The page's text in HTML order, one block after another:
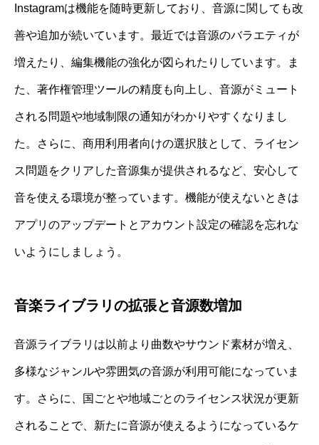
Instagramは機能を随時更新しており、音源に関しても改
善や追加が続いています。最近では音源のバラエティが
増えたり、編集機能の強化が図られたりしています。ま
た、著作権管理ツールの精度も向上し、音源がミュート
される問題や地域制限の通知がわかりやすくなりまし
た。さらに、商用利用者向けの選択肢として、ライセン
ス問題をクリアした音源集が提供されるなど、安心して
音を使える環境が整っています。機能が使えないときは
アプリのアップデートとアカウント設定の確認を忘れな
いようにしましょう。
音楽ライブラリの拡張と音源数増加
音源ライブラリは以前より曲数やサウンド素材が増え、
多様なジャンルや雰囲気の音源が利用可能になっていま
す。さらに、国ごとや地域ごとのライセンス状況が更新
されることで、新たに音源が使えるようになっているケ